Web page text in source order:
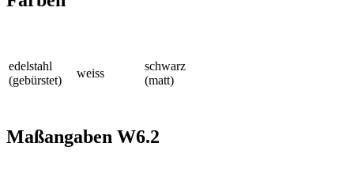
edelstahl
(gebürstet)
weiss
schwarz
(matt)
Maßangaben W6.2